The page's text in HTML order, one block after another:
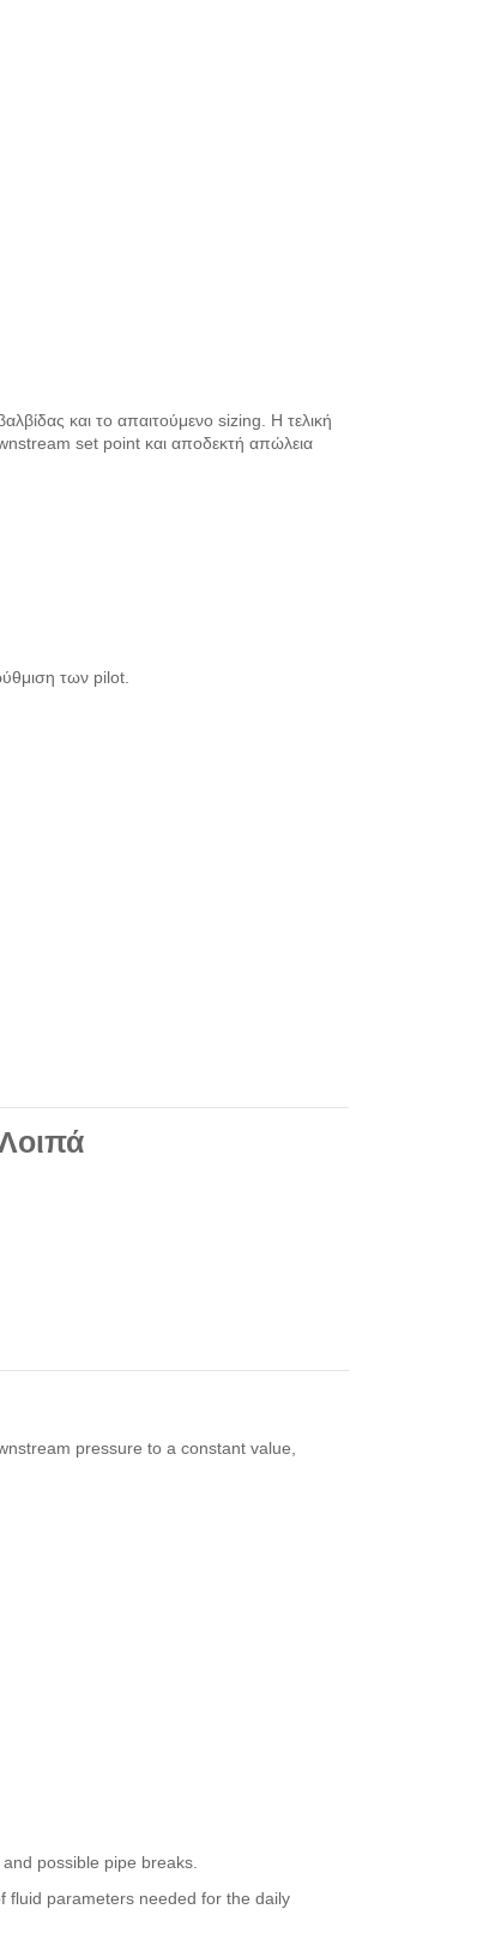
και το απαιτούμενο sizing. Η τελική
set point και αποδεκτή απώλεια
των pilot.
pressure to a constant value,
possible pipe breaks.
fluid parameters needed for the daily